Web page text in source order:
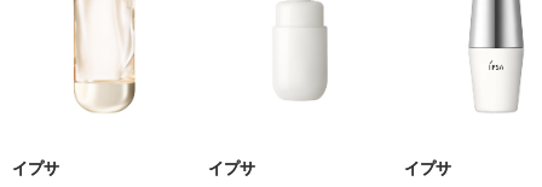
イプサ
イプサ
イプサ